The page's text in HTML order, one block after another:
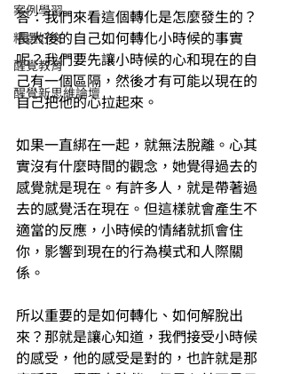
案例學習
精選好文
醒覺教育
醒覺新思維論壇
答：我們來看這個轉化是怎麼發生的？
長大後的自己如何轉化小時候的事實
呢？我們要先讓小時候的心和現在的自
己有一個區隔，然後才有可能以現在的
自己把他的心拉起來。
如果一直綁在一起，就無法脫離。心其
實沒有什麼時間的觀念，她覺得過去的
感覺就是現在。有許多人，就是帶著過
去的感覺活在現在。但這樣就會產生不
適當的反應，小時候的情緒就抓會住
你，影響到現在的行為模式和人際關
係。
所以重要的是如何轉化、如何解脫出
來？那就是讓心知道，我們接受小時候
的感受，他的感受是對的，也許就是那